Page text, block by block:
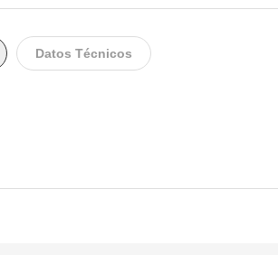
Datos Técnicos